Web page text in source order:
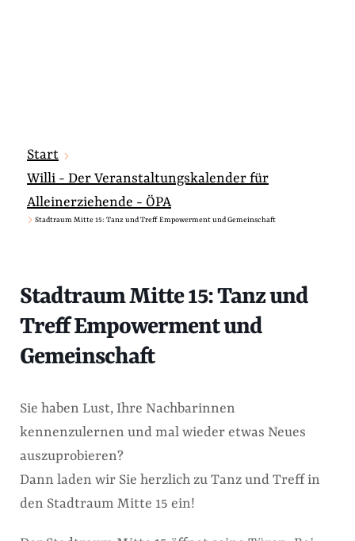
Start
Willi - Der Veranstaltungskalender für
Alleinerziehende - ÖPA
Stadtraum Mitte 15: Tanz und Treff Empowerment und Gemeinschaft
Stadtraum Mitte 15: Tanz und
Treff Empowerment und
Gemeinschaft
Sie haben Lust, Ihre Nachbarinnen
kennenzulernen und mal wieder etwas Neues
auszuprobieren?
Dann laden wir Sie herzlich zu Tanz und Treff in
den Stadtraum Mitte 15 ein!